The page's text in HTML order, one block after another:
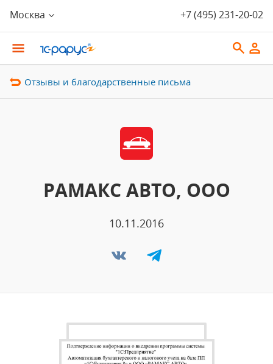
Москва +7 (495) 231-20-02
Отзывы и благодарственные письма
РАМАКС АВТО, ООО
10.11.2016